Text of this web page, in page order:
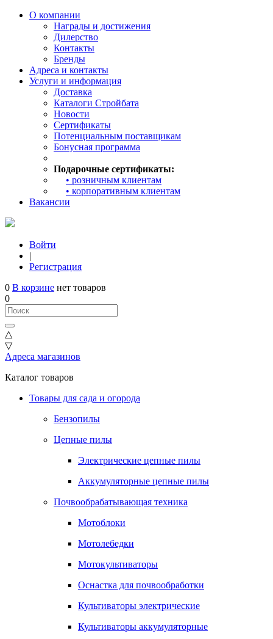
О компании
Награды и достижения
Дилерство
Контакты
Бренды
Адреса и контакты
Услуги и информация
Доставка
Каталоги Стройбата
Новости
Сертификаты
Потенциальным поставщикам
Бонусная программа
Подарочные сертификаты:
• розничным клиентам
• корпоративным клиентам
Вакансии
Войти
|
Регистрация
0 В корзине нет товаров
0
△
▽
Адреса магазинов
Каталог товаров
Товары для сада и огорода
Бензопилы
Цепные пилы
Электрические цепные пилы
Аккумуляторные цепные пилы
Почвообрабатывающая техника
Мотоблоки
Мотолебедки
Мотокультиваторы
Оснастка для почвообработки
Культиваторы электрические
Культиваторы аккумуляторные